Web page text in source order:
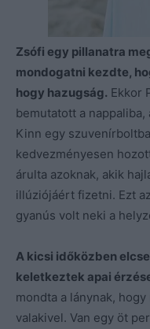
Zsófi egy pillanatra
mondogatni kezdte,
hogy hazugság. Ekkor
bemutatott a
Kinn egy
kedvezményesen
árulta azoknak, akik
illúziójáért fizetni. Ezt
gyanús volt neki a
A kicsi időközben
keletkeztek apai
mondta a lánynak,
valakivel. Van egy öt